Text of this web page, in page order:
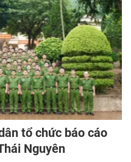
tổ chức báo cáo
Nguyên